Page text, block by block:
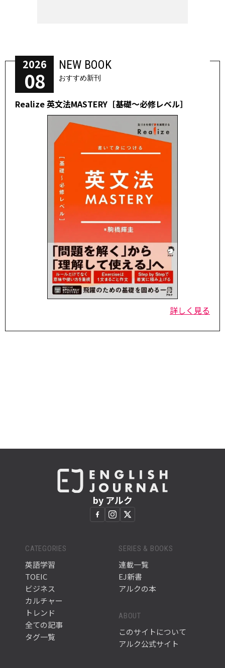
2026
08
NEW BOOK
おすすめ新刊
Realize 英文法MASTERY［基礎～必修レベル］
詳しく見る
by アルク
CATEGORIES
英語学習
TOEIC
ビジネス
カルチャー
トレンド
全ての記事
タグ一覧
SERIES & BOOKS
連載一覧
EJ新書
アルクの本
ABOUT
このサイトについて
アルク公式サイト